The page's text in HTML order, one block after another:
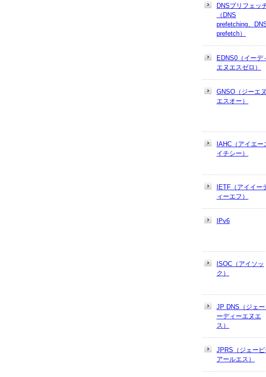
DNSプリフェッ
（DNS
prefetching、
prefetch）
EDNS0（イーデ
エヌエスゼロ）
GNSO（ジーエヌ
エスオー）
IAHC（アイエー
イチシー）
IETF（アイイー
ィーエフ）
IPv6
ISOC（アイソッ
ク）
JP DNS（ジェ
ーディーエヌエ
ス）
JPRS（ジェーピ
アールエス）